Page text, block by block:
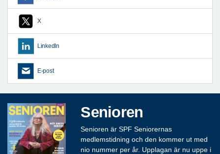
X
LinkedIn
E-post
Senioren
Senioren är SPF Seniorernas
medlemstidning och den kommer ut med
nio nummer per år. Upplagan är nu uppe i